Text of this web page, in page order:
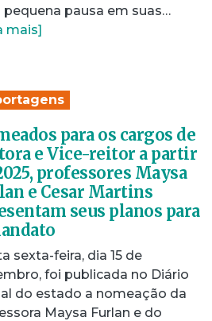
pequena pausa em suas…
mais]
para os cargos de
e Vice-reitor a partir
professores Maysa
e Cesar Martins
seus planos para
sexta-feira, dia 15 de
foi publicada no Diário
do estado a nomeação da
Maysa Furlan e do